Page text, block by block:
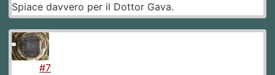
Spiace davvero per il Dottor Gava.
#7